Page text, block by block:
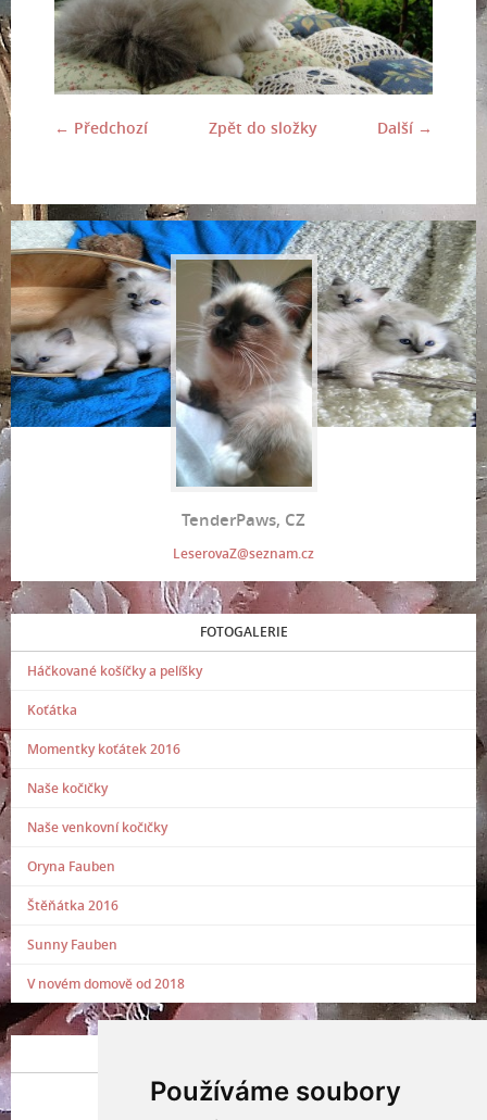
Používáme soubory
← Předchozí Další →
Zpět do složky
TenderPaws, CZ
LeserovaZ@seznam.cz
FOTOGALERIE
Háčkované košíčky a pelíšky
Koťátka
Momentky koťátek 2016
Naše kočičky
Naše venkovní kočičky
Oryna Fauben
Štěňátka 2016
Sunny Fauben
V novém domově od 2018